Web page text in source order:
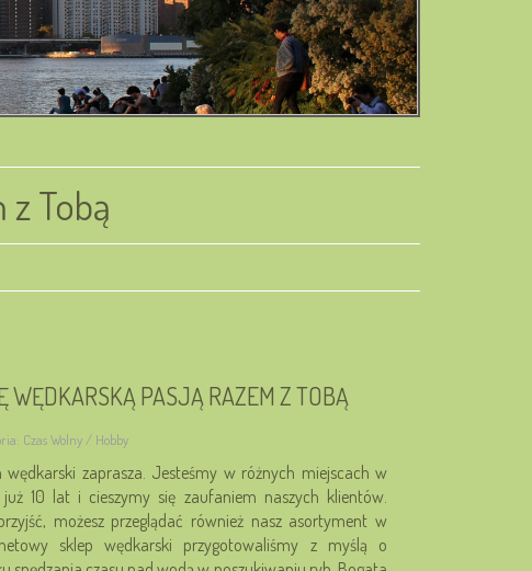
Tobą
WĘDKARSKĄ PASJĄ RAZEM Z TOBĄ
Czas Wolny / Hobby
wędkarski zaprasza. Jesteśmy w różnych miejscach w
już 10 lat i cieszymy się zaufaniem naszych klientów.
możesz przeglądać również nasz asortyment w
sklep wędkarski przygotowaliśmy z myślą o